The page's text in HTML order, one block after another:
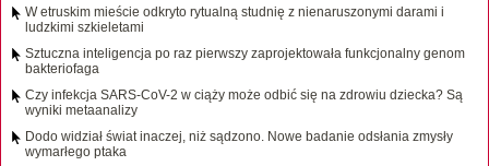
W etruskim mieście odkryto rytualną studnię z nienaruszonymi darami i
ludzkimi szkieletami
Sztuczna inteligencja po raz pierwszy zaprojektowała funkcjonalny genom
bakteriofaga
Czy infekcja SARS-CoV-2 w ciąży może odbić się na zdrowiu dziecka? Są
wyniki metaanalizy
Dodo widział świat inaczej, niż sądzono. Nowe badanie odsłania zmysły
wymarłego ptaka